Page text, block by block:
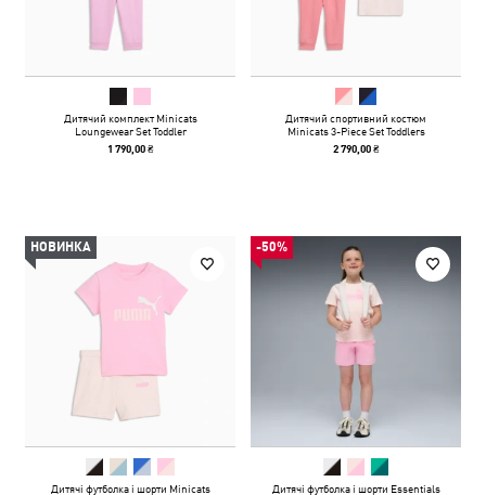
Дитячий комплект Minicats
Loungewear Set Toddler
1 790,00 ₴
Дитячий спортивний костюм
Minicats 3-Piece Set Toddlers
2 790,00 ₴
НОВИНКА
Дитячі футболка і шорти Minicats
-50%
Дитячі футболка і шорти Essentials